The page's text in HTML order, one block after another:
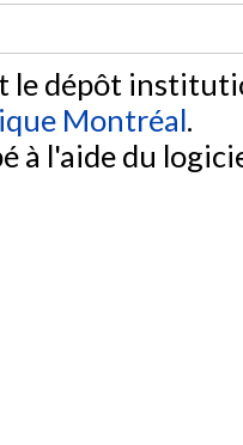
le dépôt
Montréal.
à l'aide du